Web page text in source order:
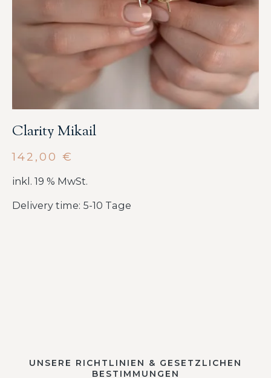
Clarity Mikail
142,00 €
inkl. 19 % MwSt.
Delivery time: 5-10 Tage
UNSERE RICHTLINIEN & GESETZLICHEN
BESTIMMUNGEN